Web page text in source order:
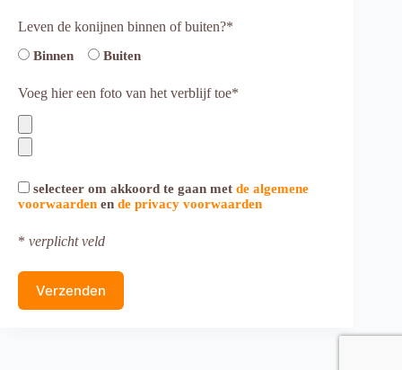
Leven de konijnen binnen of buiten?*
Binnen Buiten
Voeg hier een foto van het verblijf toe*
selecteer om akkoord te gaan met de algemene
voorwaarden en de privacy voorwaarden
* verplicht veld